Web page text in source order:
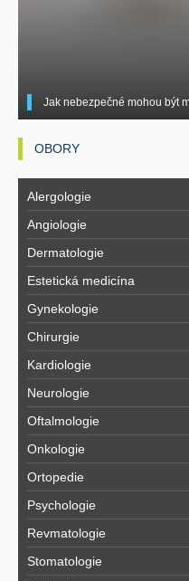
Jak nebezpečné mohou být
OBORY
Alergologie
Angiologie
Dermatologie
Estetická medicína
Gynekologie
Chirurgie
Kardiologie
Neurologie
Oftalmologie
Onkologie
Ortopedie
Psychologie
Revmatologie
Stomatologie